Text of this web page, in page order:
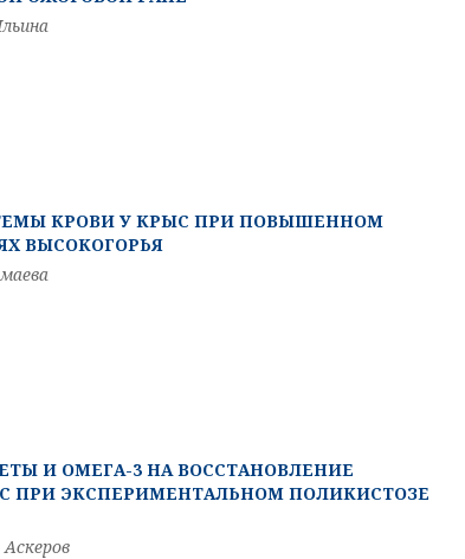
КРОВИ У КРЫС ПРИ ПОВЫШЕННОМ
ВЫСОКОГОРЬЯ
И ОМЕГА-3 НА ВОССТАНОВЛЕНИЕ
ПРИ ЭКСПЕРИМЕНТАЛЬНОМ ПОЛИКИСТОЗЕ